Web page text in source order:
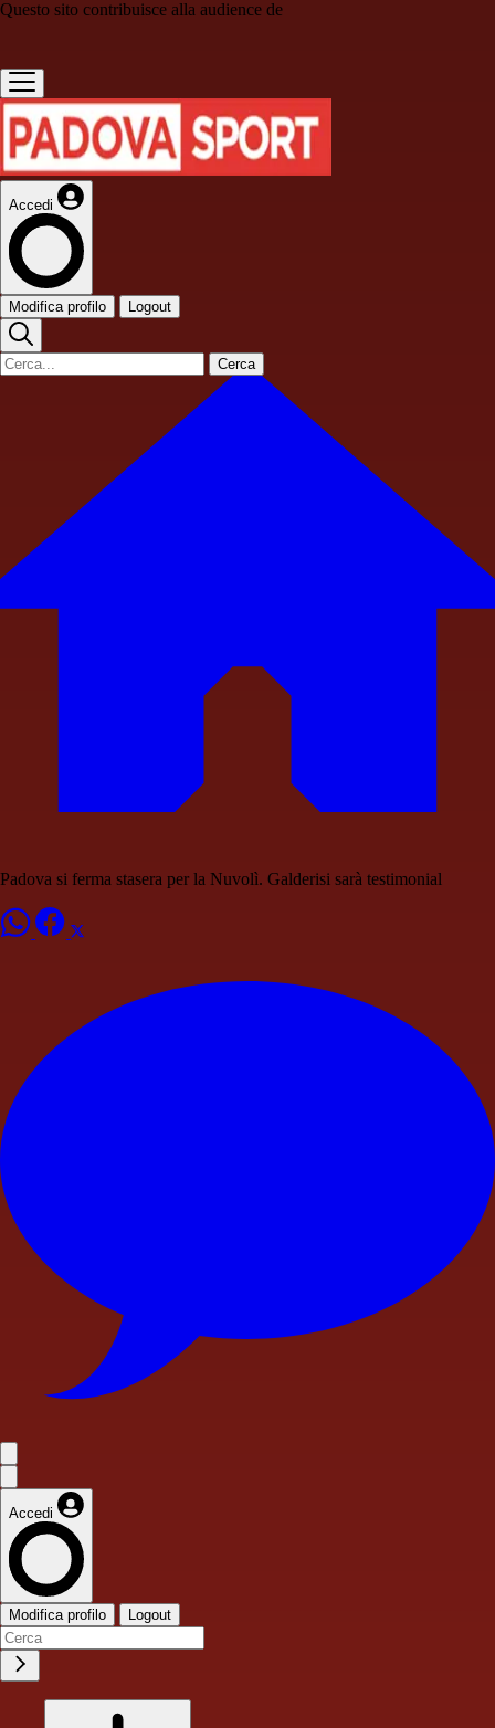
Questo sito contribuisce alla audience de
Accedi
Modifica profilo Logout
Cerca
Padova si ferma stasera per la Nuvolì. Galderisi sarà testimonial
Accedi
Modifica profilo Logout